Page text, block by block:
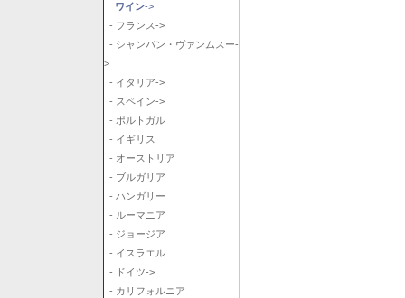
ワイン->
- フランス->
- シャンパン・ヴァンムスー-
>
- イタリア->
- スペイン->
- ポルトガル
- イギリス
- オーストリア
- ブルガリア
- ハンガリー
- ルーマニア
- ジョージア
- イスラエル
- ドイツ->
- カリフォルニア